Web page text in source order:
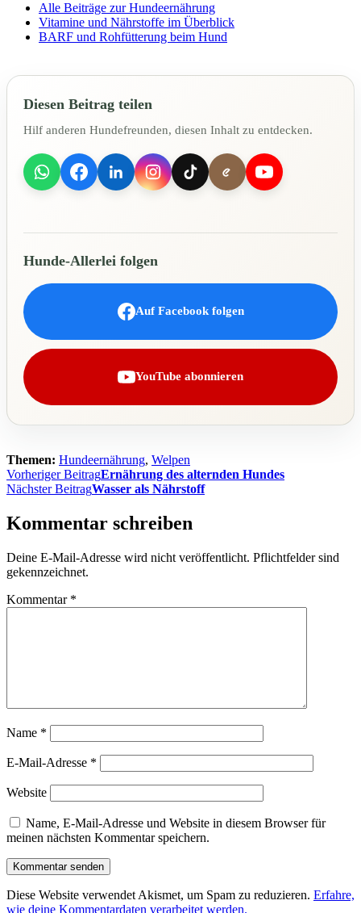
Alle Beiträge zur Hundeernährung
Vitamine und Nährstoffe im Überblick
BARF und Rohfütterung beim Hund
Diesen Beitrag teilen
Hilf anderen Hundefreunden, diesen Inhalt zu entdecken.
Hunde-Allerlei folgen
Auf Facebook folgen
YouTube abonnieren
Themen: Hundeernährung, Welpen
Beitragsnavigation
Vorheriger BeitragErnährung des alternden Hundes
Nächster BeitragWasser als Nährstoff
Kommentar schreiben
Deine E-Mail-Adresse wird nicht veröffentlicht. Pflichtfelder sind
gekennzeichnet.
Kommentar *
Name *
E-Mail-Adresse *
Website
Name, E-Mail-Adresse und Website in diesem Browser für
meinen nächsten Kommentar speichern.
Diese Website verwendet Akismet, um Spam zu reduzieren. Erfahre,
wie deine Kommentardaten verarbeitet werden.